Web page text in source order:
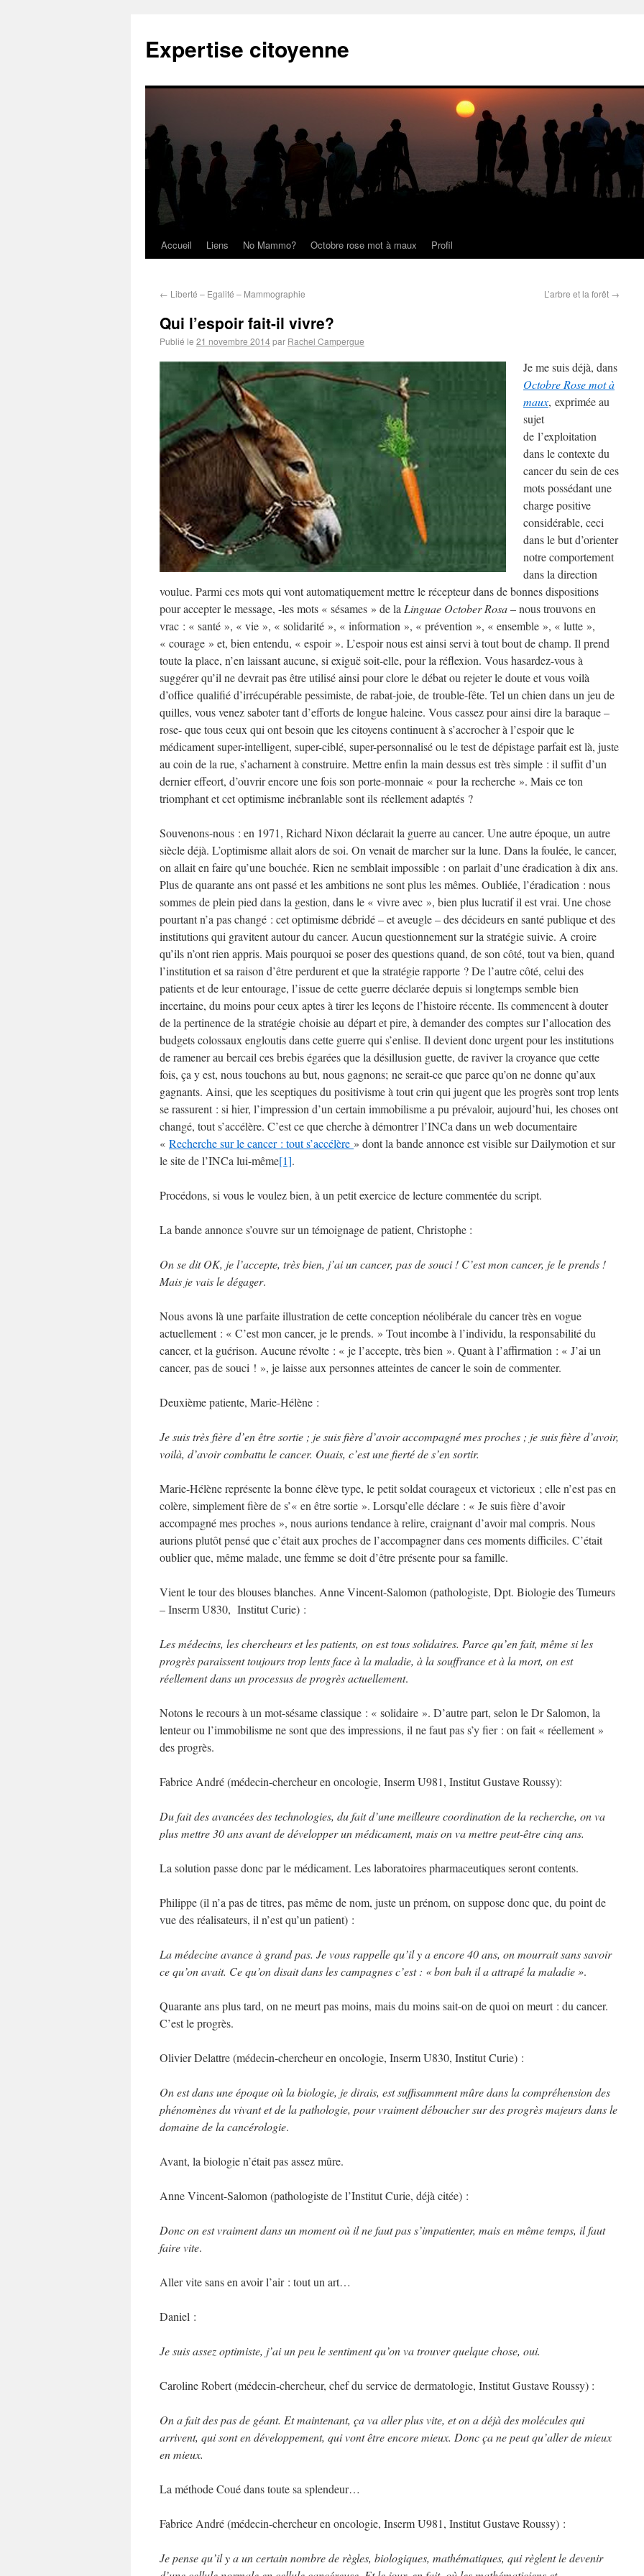
Expertise citoyenne
Accueil Liens No Mammo? Octobre rose mot à maux Profil
← Liberté – Egalité – Mammographie L’arbre et la forêt →
Qui l’espoir fait-il vivre?
Publié le 21 novembre 2014par Rachel Campergue
Je me suis déjà, dans
Octobre Rose mot à
maux, exprimée au
sujet
de l’exploitation
dans le contexte du
cancer du sein de ces
mots possédant une
charge positive
considérable, ceci
dans le but d’orienter
notre comportement
dans la direction
voulue. Parmi ces mots qui vont automatiquement mettre le récepteur dans de bonnes dispositions
pour accepter le message, -les mots « sésames » de la Linguae October Rosa– nous trouvons en
vrac : « santé », « vie », « solidarité », « information », « prévention », « ensemble », « lutte »,
« courage » et, bien entendu, « espoir ». L’espoir nous est ainsi servi à tout bout de champ. Il prend
toute la place, n’en laissant aucune, si exiguë soit-elle, pour la réflexion. Vous hasardez-vous à
suggérer qu’il ne devrait pas être utilisé ainsi pour clore le débat ou rejeter le doute et vous voilà
d’office qualifié d’irrécupérable pessimiste, de rabat-joie, de trouble-fête. Tel un chien dans un jeu de
quilles, vous venez saboter tant d’efforts de longue haleine. Vous cassez pour ainsi dire la baraque –
rose- que tous ceux qui ont besoin que les citoyens continuent à s’accrocher à l’espoir que le
médicament super-intelligent, super-ciblé, super-personnalisé ou le test de dépistage parfait est là, juste
au coin de la rue, s’acharnent à construire. Mettre enfin la main dessus est très simple : il suffit d’un
dernier effeort, d’ouvrir encore une fois son porte-monnaie « pour la recherche ». Mais ce ton
triomphant et cet optimisme inébranlable sont ils réellement adaptés ?
Souvenons-nous : en 1971, Richard Nixon déclarait la guerre au cancer. Une autre époque, un autre
siècle déjà. L’optimisme allait alors de soi. On venait de marcher sur la lune. Dans la foulée, le cancer,
on allait en faire qu’une bouchée. Rien ne semblait impossible : on parlait d’une éradication à dix ans.
Plus de quarante ans ont passé et les ambitions ne sont plus les mêmes. Oubliée, l’éradication : nous
sommes de plein pied dans la gestion, dans le « vivre avec », bien plus lucratif il est vrai. Une chose
pourtant n’a pas changé : cet optimisme débridé – et aveugle – des décideurs en santé publique et des
institutions qui gravitent autour du cancer. Aucun questionnement sur la stratégie suivie. A croire
qu’ils n’ont rien appris. Mais pourquoi se poser des questions quand, de son côté, tout va bien, quand
l’institution et sa raison d’être perdurent et que la stratégie rapporte ? De l’autre côté, celui des
patients et de leur entourage, l’issue de cette guerre déclarée depuis si longtemps semble bien
incertaine, du moins pour ceux aptes à tirer les leçons de l’histoire récente. Ils commencent à douter
de la pertinence de la stratégie choisie au départ et pire, à demander des comptes sur l’allocation des
budgets colossaux engloutis dans cette guerre qui s’enlise. Il devient donc urgent pour les institutions
de ramener au bercail ces brebis égarées que la désillusion guette, de raviver la croyance que cette
fois, ça y est, nous touchons au but, nous gagnons; ne serait-ce que parce qu’on ne donne qu’aux
gagnants. Ainsi, que les sceptiques du positivisme à tout crin qui jugent que les progrès sont trop lents
se rassurent : si hier, l’impression d’un certain immobilisme a pu prévaloir, aujourd’hui, les choses ont
changé, tout s’accélère. C’est ce que cherche à démontrer l’INCa dans un web documentaire
« Recherche sur le cancer : tout s’accélère » dont la bande annonce est visible sur Dailymotion et sur
le site de l’INCa lui-même[1].
Procédons, si vous le voulez bien, à un petit exercice de lecture commentée du script.
La bande annonce s’ouvre sur un témoignage de patient, Christophe :
On se dit OK, je l’accepte, très bien, j’ai un cancer, pas de souci ! C’est mon cancer, je le prends !
Mais je vais le dégager.
Nous avons là une parfaite illustration de cette conception néolibérale du cancer très en vogue
actuellement : « C’est mon cancer, je le prends. » Tout incombe à l’individu, la responsabilité du
cancer, et la guérison. Aucune révolte : « je l’accepte, très bien ». Quant à l’affirmation : « J’ai un
cancer, pas de souci ! », je laisse aux personnes atteintes de cancer le soin de commenter.
Deuxième patiente, Marie-Hélène :
Je suis très fière d’en être sortie ; je suis fière d’avoir accompagné mes proches ; je suis fière d’avoir,
voilà, d’avoir combattu le cancer. Ouais, c’est une fierté de s’en sortir.
Marie-Hélène représente la bonne élève type, le petit soldat courageux et victorieux ; elle n’est pas en
colère, simplement fière de s’« en être sortie ». Lorsqu’elle déclare : « Je suis fière d’avoir
accompagné mes proches », nous aurions tendance à relire, craignant d’avoir mal compris. Nous
aurions plutôt pensé que c’était aux proches de l’accompagner dans ces moments difficiles. C’était
oublier que, même malade, une femme se doit d’être présente pour sa famille.
Vient le tour des blouses blanches. Anne Vincent-Salomon (pathologiste, Dpt. Biologie des Tumeurs
– Inserm U830, Institut Curie) :
Les médecins, les chercheurs et les patients, on est tous solidaires. Parce qu’en fait, même si les
progrès paraissent toujours trop lents face à la maladie, à la souffrance et à la mort, on est
réellement dans un processus de progrès actuellement.
Notons le recours à un mot-sésame classique : « solidaire ». D’autre part, selon le Dr Salomon, la
lenteur ou l’immobilisme ne sont que des impressions, il ne faut pas s’y fier : on fait « réellement »
des progrès.
Fabrice André (médecin-chercheur en oncologie, Inserm U981, Institut Gustave Roussy):
Du fait des avancées des technologies, du fait d’une meilleure coordination de la recherche, on va
plus mettre 30 ans avant de développer un médicament, mais on va mettre peut-être cinq ans.
La solution passe donc par le médicament. Les laboratoires pharmaceutiques seront contents.
Philippe (il n’a pas de titres, pas même de nom, juste un prénom, on suppose donc que, du point de
vue des réalisateurs, il n’est qu’un patient) :
La médecine avance à grand pas. Je vous rappelle qu’il y a encore 40 ans, on mourrait sans savoir
ce qu’on avait. Ce qu’on disait dans les campagnes c’est : « bon bah il a attrapé la maladie ».
Quarante ans plus tard, on ne meurt pas moins, mais du moins sait-on de quoi on meurt : du cancer.
C’est le progrès.
Olivier Delattre (médecin-chercheur en oncologie, Inserm U830, Institut Curie) :
On est dans une époque où la biologie, je dirais, est suffisamment mûre dans la compréhension des
phénomènes du vivant et de la pathologie, pour vraiment déboucher sur des progrès majeurs dans le
domaine de la cancérologie.
Avant, la biologie n’était pas assez mûre.
Anne Vincent-Salomon (pathologiste de l’Institut Curie, déjà citée) :
Donc on est vraiment dans un moment où il ne faut pas s’impatienter, mais en même temps, il faut
faire vite.
Aller vite sans en avoir l’air : tout un art…
Daniel :
Je suis assez optimiste, j’ai un peu le sentiment qu’on va trouver quelque chose, oui.
Caroline Robert (médecin-chercheur, chef du service de dermatologie, Institut Gustave Roussy) :
On a fait des pas de géant. Et maintenant, ça va aller plus vite, et on a déjà des molécules qui
arrivent, qui sont en développement, qui vont être encore mieux. Donc ça ne peut qu’aller de mieux
en mieux.
La méthode Coué dans toute sa splendeur…
Fabrice André (médecin-chercheur en oncologie, Inserm U981, Institut Gustave Roussy) :
Je pense qu’il y a un certain nombre de règles, biologiques, mathématiques, qui règlent le devenir